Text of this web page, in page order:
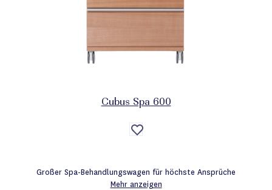
Cubus Spa 600
Auf
die
Großer Spa-Behandlungswagen für höchste Ansprüche
Mehr anzeigen